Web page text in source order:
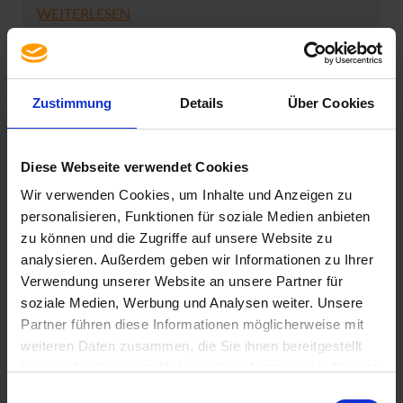
Zustimmung Details Über Cookies
Diese Webseite verwendet Cookies
Wir verwenden Cookies, um Inhalte und Anzeigen zu
personalisieren, Funktionen für soziale Medien anbieten
zu können und die Zugriffe auf unsere Website zu
analysieren. Außerdem geben wir Informationen zu Ihrer
Verwendung unserer Website an unsere Partner für
soziale Medien, Werbung und Analysen weiter. Unsere
Partner führen diese Informationen möglicherweise mit
weiteren Daten zusammen, die Sie ihnen bereitgestellt
WEITERLESEN
Office-Software
Microsoft Office